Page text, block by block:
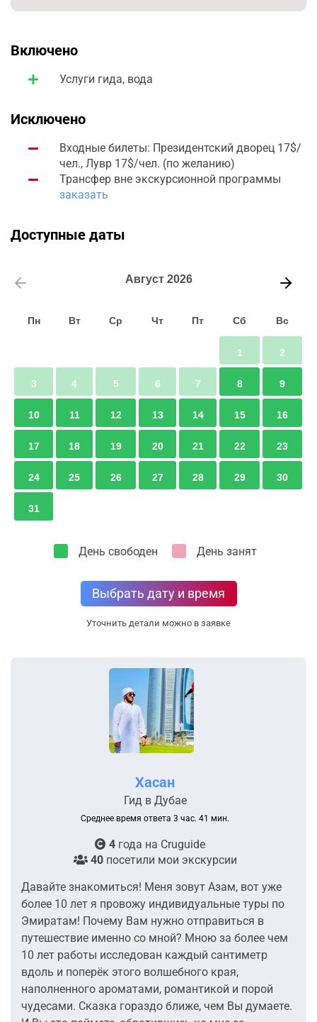
Включено
Услуги гида, вода
Исключено
Входные билеты: Президентский дворец 17$/
чел., Лувр 17$/чел. (по желанию)
Трансфер вне экскурсионной программы
заказать
Доступные даты
Август 2026
Пн Вт Ср Чт Пт Сб Вс
1 2
3 4 5 6 7 8 9
10 11 12 13 14 15 16
17 18 19 20 21 22 23
24 25 26 27 28 29 30
31
День свободен День занят
Выбрать дату и время
Уточнить детали можно в заявке
Хасан
Гид в Дубае
Среднее время ответа 3 час. 41 мин.
4года на Cruguide
40посетили мои экскурсии
Давайте знакомиться! Меня зовут Азам, вот уже
более 10 лет я провожу индивидуальные туры по
Эмиратам! Почему Вам нужно отправиться в
путешествие именно со мной? Мною за более чем
10 лет работы исследован каждый сантиметр
вдоль и поперёк этого волшебного края,
наполненного ароматами, романтикой и порой
чудесами. Сказка гораздо ближе, чем Вы думаете.